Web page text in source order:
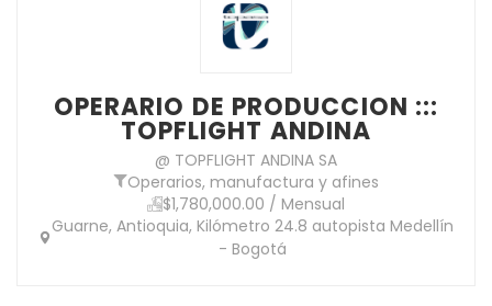
OPERARIO DE PRODUCCION :::
TOPFLIGHT ANDINA
@ TOPFLIGHT ANDINA SA
Operarios, manufactura y afines
$1,780,000.00 / Mensual
Guarne, Antioquia, Kilómetro 24.8 autopista Medellín
- Bogotá